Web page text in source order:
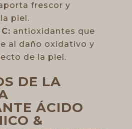
frescor y
piel.
antioxidantes que
al daño oxidativo y
de la piel.
DE LA
ÁCIDO
&